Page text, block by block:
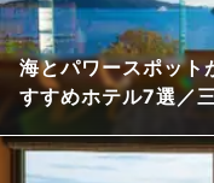
海とパワースポット
すすめホテル7選／